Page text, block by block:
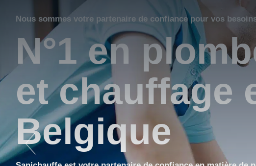
dès aujourd'hui pour des solutions rapides, efficaces et
24h/7
dépannage et